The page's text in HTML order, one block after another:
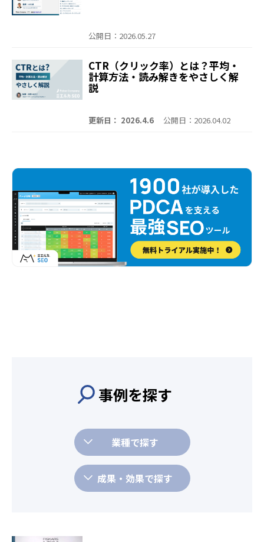
公開日：2026.05.27
CTR（クリック率）とは？平均・
計算方法・読み解きをやさしく解
説
更新日： 2026.4.6 公開日：2026.04.02
事例を探す
業種で探す
成果・効果で探す